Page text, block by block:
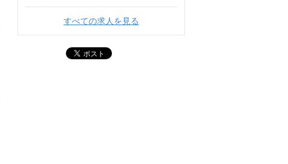
すべての求人を見る